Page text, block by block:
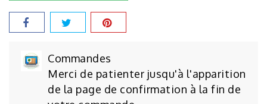
Commandes
Merci de patienter jusqu'à l'apparition
de la page de confirmation à la fin de